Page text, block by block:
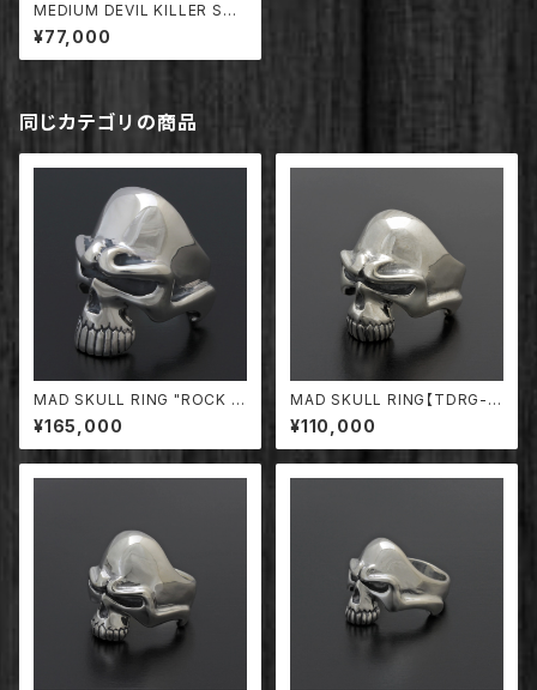
MEDIUM DEVIL KILLER SKU
LL RING【TDRG-002/DK】
¥77,000
同じカテゴリの商品
MAD SKULL RING "ROCK S
TAR" SIZE (XL)【TDRG-00
4/MD】
¥165,000
MAD SKULL RING【TDRG-0
01/MD】
¥110,000